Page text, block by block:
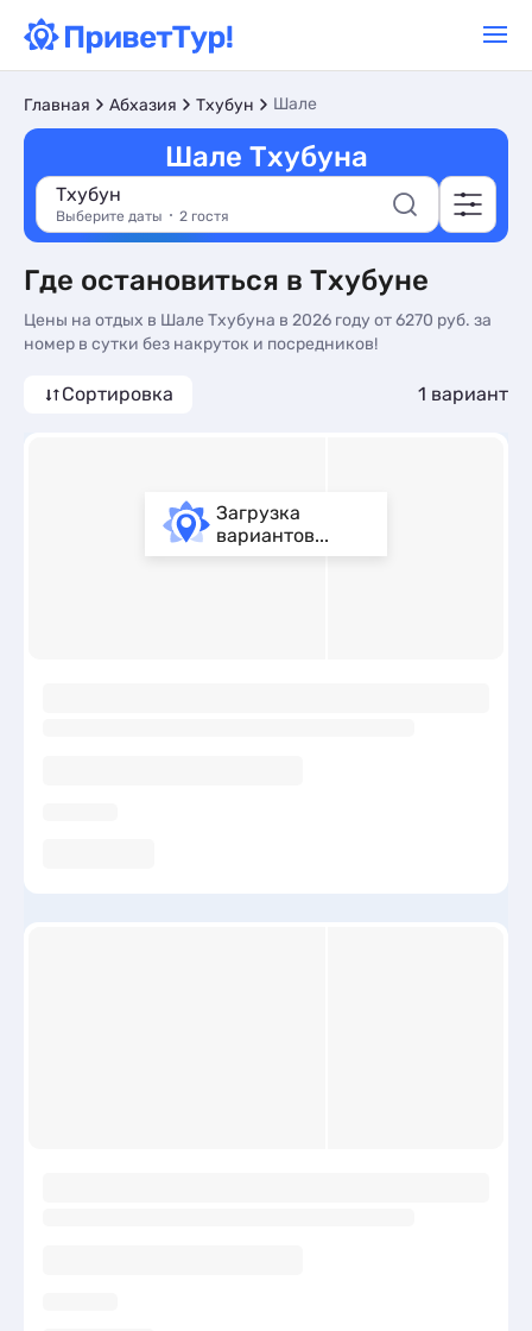
Главная Абхазия Тхубун Шале
Шале Тхубуна
Тхубун
Выберите даты 2 гостя
Где остановиться в Тхубуне
Цены на отдых в Шале Тхубуна в 2026 году от 6270 руб. за
номер в сутки без накруток и посредников!
Сортировка 1 вариант
Загрузка
вариантов...